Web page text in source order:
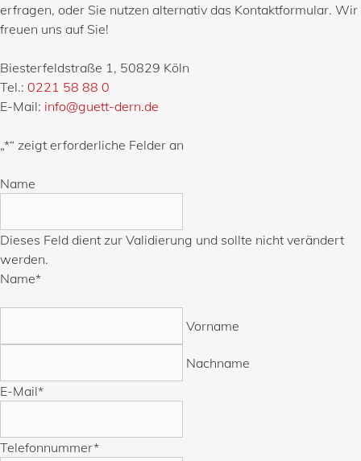
erfragen, oder Sie nutzen alternativ das Kontaktformular. Wir
freuen uns auf Sie!
Biesterfeldstraße 1, 50829 Köln
Tel.: 0221 58 88 0
E-Mail: info@guett-dern.de
„*“ zeigt erforderliche Felder an
Name
Dieses Feld dient zur Validierung und sollte nicht verändert
werden.
Name*
Vorname
Nachname
E-Mail*
Telefonnummer*